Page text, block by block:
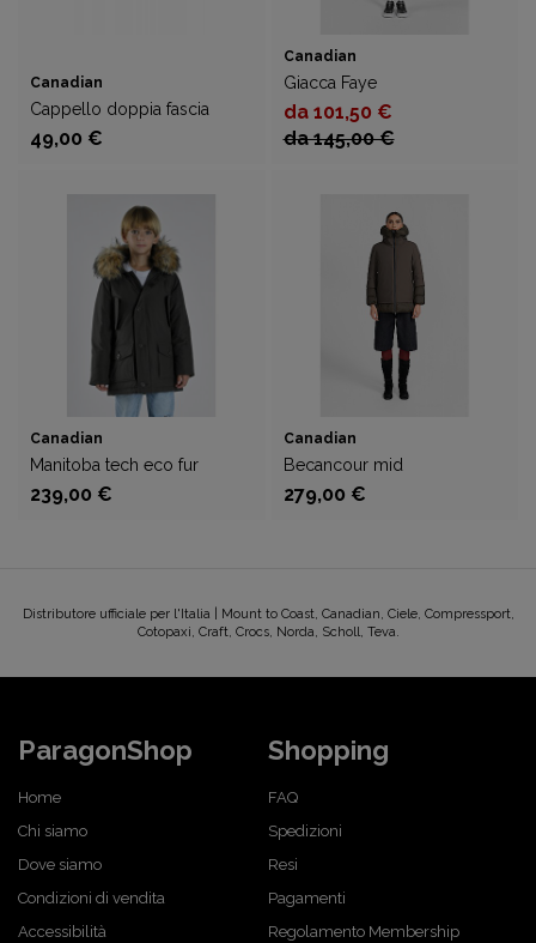
Canadian
Cappello doppia fascia
49,00 €
Canadian
Giacca Faye
da 101,50 €
da 145,00 €
Canadian
Manitoba tech eco fur
239,00 €
Canadian
Becancour mid
279,00 €
Distributore ufficiale per l'Italia | Mount to Coast, Canadian, Ciele, Compressport,
Cotopaxi, Craft, Crocs, Norda, Scholl, Teva.
ParagonShop
Home
Chi siamo
Dove siamo
Condizioni di vendita
Accessibilità
Shopping
FAQ
Spedizioni
Resi
Pagamenti
Regolamento Membership